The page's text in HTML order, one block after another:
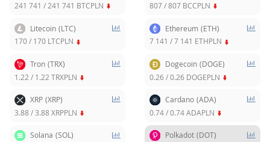
241 741 / 241 741 BTCPLN
807/807 BCCPLN
Litecoin (LTC)
170/ 170 LTCPLN
Ethereum (ETH)
7 141 /7 141 ETHPLN
Tron (TRX)
1.22 / 1.22 TRXPLN
Dogecoin (DOGE)
0.26/0.26 DOGEPLN
XRP (XRP)
3.88 / 3.88 XRPPLN
Cardano (ADA)
0.74/0.74ADAPLN
Solana (SOL)
Polkadot (DOT)